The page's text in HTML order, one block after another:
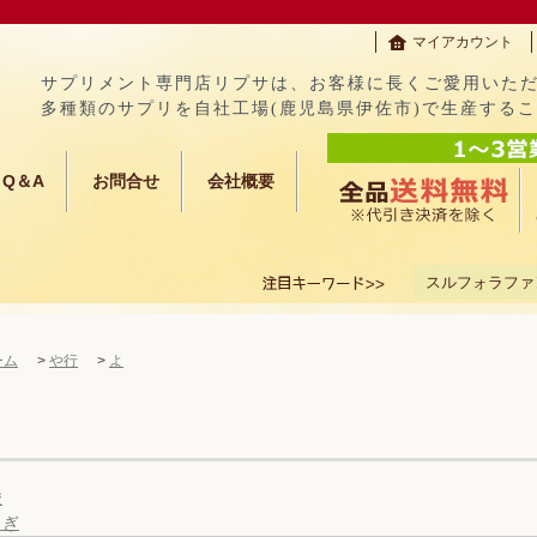
マイアカウント
サプリメント専門店リプサは、お客様に長くご愛用いた
多種類のサプリを自社工場(鹿児島県伊佐市)で生産する
Q＆A お問合せ 会社概要
スルフォラフ
ム > や行 > よ